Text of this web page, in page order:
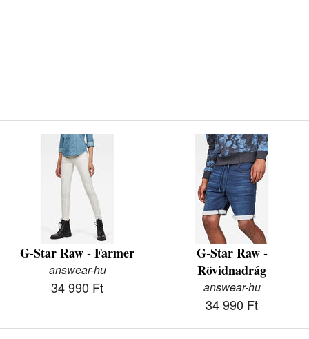
G-Star Raw - Farmer
answear-hu
34 990 Ft
G-Star Raw -
Rövidnadrág
answear-hu
34 990 Ft